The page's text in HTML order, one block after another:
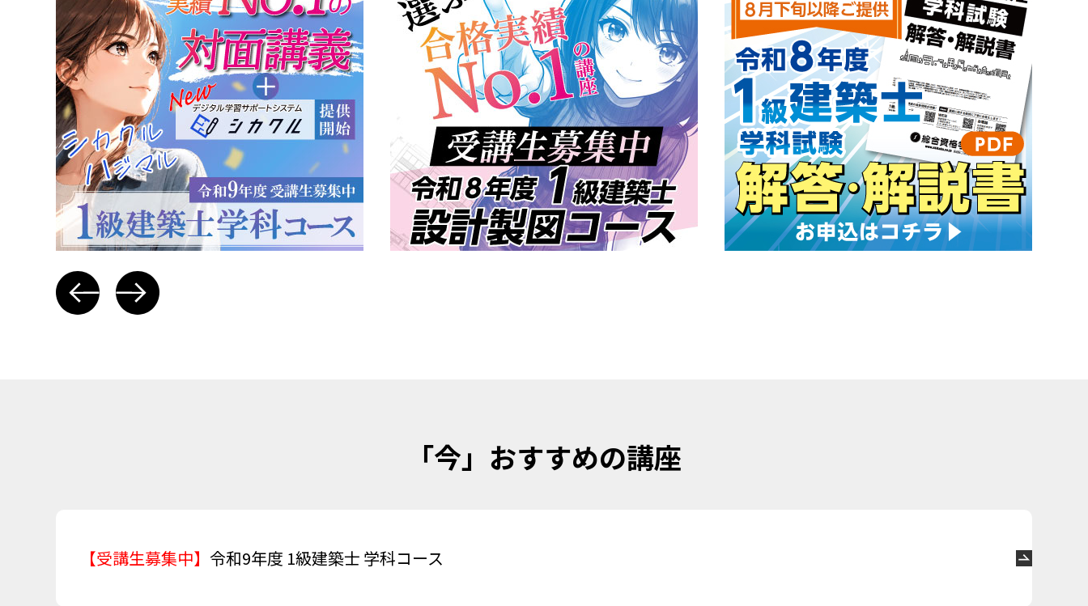
「今」おすすめの講座
【受講生募集中】 令和9年度 1級建築士 学科コース